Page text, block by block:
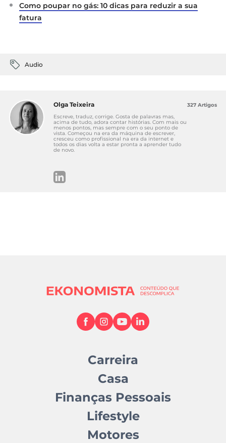
Como poupar no gás: 10 dicas para reduzir a sua
fatura
Audio
Olga Teixeira
Escreve, traduz, corrige. Gosta de palavras mas,
acima de tudo, adora contar histórias. Com mais ou
menos pontos, mas sempre com o seu ponto de
vista. Começou na era da máquina de escrever,
cresceu como profissional na era da internet e
todos os dias volta a estar pronta a aprender tudo
de novo.
327 Artigos
Carreira
Casa
Finanças Pessoais
Lifestyle
Motores